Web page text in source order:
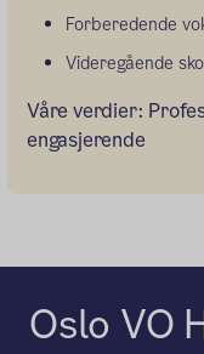
Forberedende
Videregående
Våre verdier:
engasjerende
Oslo VO